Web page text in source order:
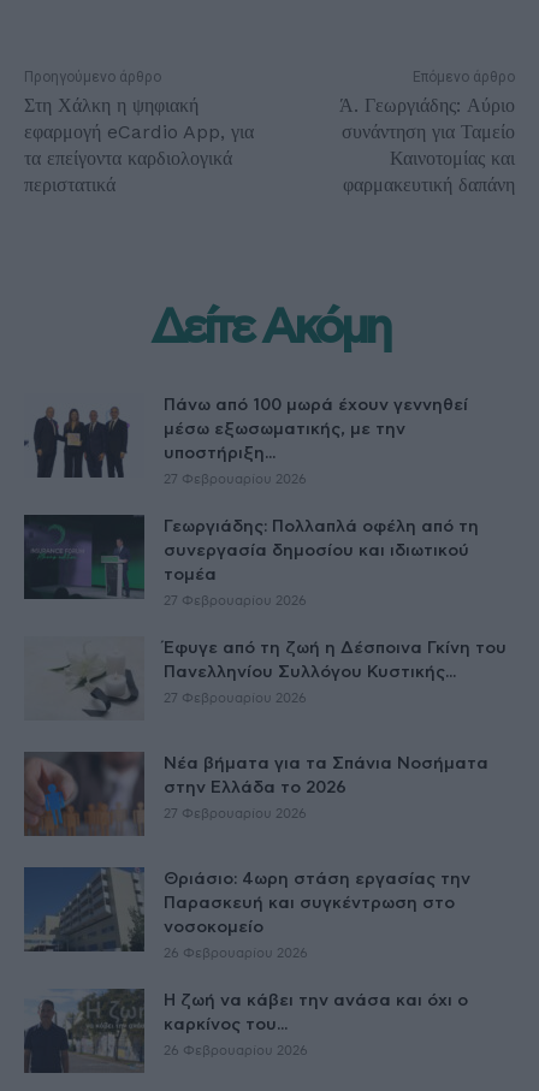
Προηγούμενο άρθρο
Στη Χάλκη η ψηφιακή
εφαρμογή eCardio App, για
τα επείγοντα καρδιολογικά
περιστατικά
Επόμενο άρθρο
Ά. Γεωργιάδης: Αύριο
συνάντηση για Ταμείο
Καινοτομίας και
φαρμακευτική δαπάνη
Δείτε Ακόμη
Πάνω από 100 μωρά έχουν γεννηθεί
μέσω εξωσωματικής, με την
υποστήριξη...
27 Φεβρουαρίου 2026
Γεωργιάδης: Πολλαπλά οφέλη από τη
συνεργασία δημοσίου και ιδιωτικού
τομέα
27 Φεβρουαρίου 2026
Έφυγε από τη ζωή η Δέσποινα Γκίνη του
Πανελληνίου Συλλόγου Κυστικής...
27 Φεβρουαρίου 2026
Νέα βήματα για τα Σπάνια Νοσήματα
στην Ελλάδα το 2026
27 Φεβρουαρίου 2026
Θριάσιο: 4ωρη στάση εργασίας την
Παρασκευή και συγκέντρωση στο
νοσοκομείο
26 Φεβρουαρίου 2026
Η ζωή να κάβει την ανάσα και όχι ο
καρκίνος του...
26 Φεβρουαρίου 2026